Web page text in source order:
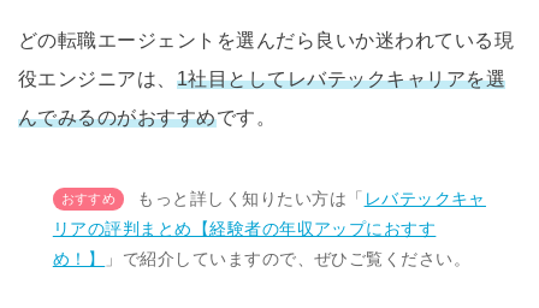
どの転職エージェントを選んだら良いか迷われている現
役エンジニアは、 1社目としてレバテックキャリアを選
んでみるのがおすすめです。
もっと詳しく知りたい方は「 レバテックキャ
リアの評判まとめ【経験者の年収アップにおすす
め！】
」で紹介していますので、ぜひご覧ください。